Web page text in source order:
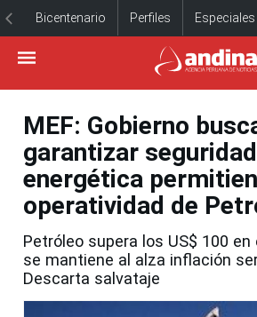
Bicentenario Perfiles Especiales
MEF: Gobierno
garantizar seguridad
energética
operatividad de
Petróleo supera los US$ 100
se mantiene al alza inflación
Descarta salvataje